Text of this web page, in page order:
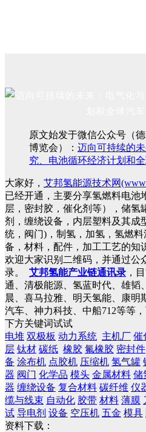
原文始发于微信公众号（
博览会）： 迈向可持续的
究、电池循环经济计划和
大家好， 艾邦氢能源技术网
已经开通，主要分享氢燃料电池
层，密封胶，催化剂等），储氢
剂，缠绕设备，内层塑料及其成
统，阀门)，制氢，加氢，氢燃
备，材料，配件，加工工艺的知
欢迎大家识别二维码，并通过公
录。
艾邦氢能产业链通讯录 ，
通、清极能源、氢蓝时代、雄韬
晨、喜马拉雅、明天氢能、康明
汽车、神力科技、中船712等等
下方关键词试试
电堆 双极板 动力系统 主机厂 催
层 钛材 碳纸 橡胶 氟橡胶 密封件
备 涂布机 点胶机 压缩机 氢气罐
器 阀门 化学品 模头 金属材料 储
器 缠绕设备 复合材料 碳纤维 仪
缆与线束 自动化 胶带 材料 薄膜
试 导电剂 设备 空压机 五金 模具
资料下载：